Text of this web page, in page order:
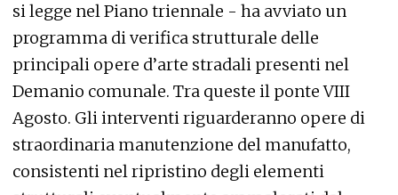
si legge nel Piano triennale - ha avviato un
programma di verifica strutturale delle
principali opere d’arte stradali presenti nel
Demanio comunale. Tra queste il ponte VIII
Agosto. Gli interventi riguarderanno opere di
straordinaria manutenzione del manufatto,
consistenti nel ripristino degli elementi